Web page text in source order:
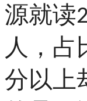
源就读
人，占
分以上